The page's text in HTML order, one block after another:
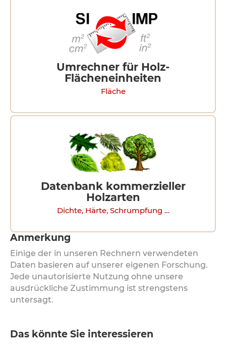
Umrechner für Holz-
Flächeneinheiten
Fläche
Datenbank kommerzieller
Holzarten
Dichte, Härte, Schrumpfung …
Anmerkung
Einige der in unseren Rechnern verwendeten
Daten basieren auf unserer eigenen Forschung.
Jede unautorisierte Nutzung ohne unsere
ausdrückliche Zustimmung ist strengstens
untersagt.
Das könnte Sie interessieren